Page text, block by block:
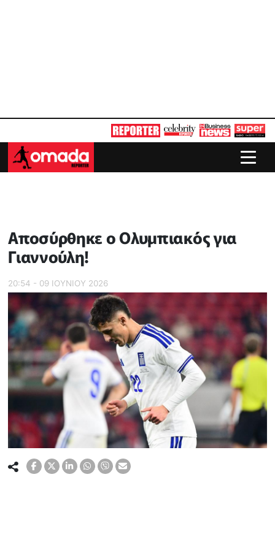
Αποσύρθηκε ο Ολυμπιακός για
Γιαννούλη!
20:54 - 09 ΙΟΥΝΙΟΥ 2026